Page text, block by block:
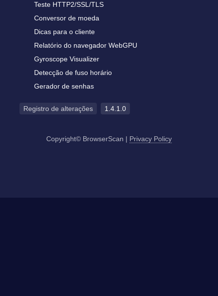
Teste HTTP2/SSL/TLS
Conversor de moeda
Dicas para o cliente
Relatório do navegador WebGPU
Gyroscope Visualizer
Detecção de fuso horário
Gerador de senhas
Registro de alterações 1.4.1.0
Copyright© BrowserScan | Privacy Policy